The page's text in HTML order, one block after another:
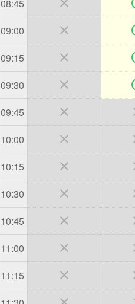
08:45 
09:00 
09:15 
09:30 
09:45 
10:00 
10:15 
10:30 
10:45 
11:00 
11:15 